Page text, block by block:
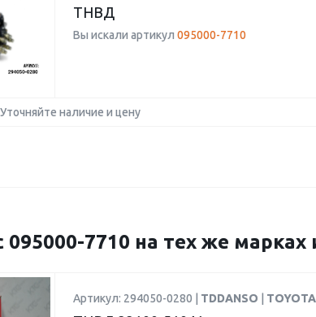
ТНВД
Вы искали артикул 095000-7710
наличие и цену
095000-7710 на тех же
Артикул: 294050-0280 | TDDANSO TOYOTA